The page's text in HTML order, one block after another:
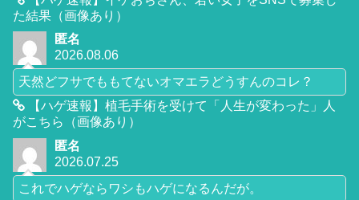
た結果（画像あり）
匿名
2026.08.06
天然どフサでももてないオマエラどうすんのコレ？
【ハゲ速報】植毛手術を受けて「人生が変わった」人
がこちら（画像あり）
匿名
2026.07.25
これでハゲならワシもハゲになるんだが。